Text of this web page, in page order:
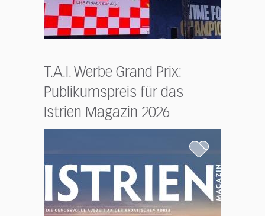
T.A.I. Werbe Grand Prix:
Publikumspreis für das
Istrien Magazin 2026